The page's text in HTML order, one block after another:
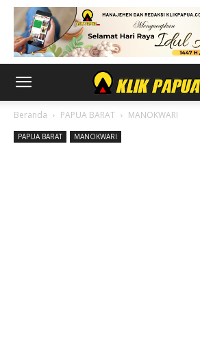
Beranda PAPUA BARAT MANOKWARI
PAPUA BARAT MANOKWARI